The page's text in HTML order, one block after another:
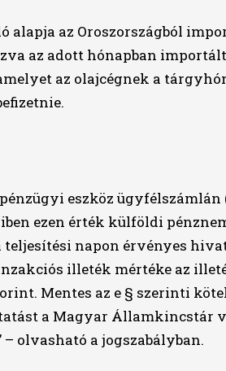
alapja az Oroszországból
az adott hónapban
az olajcégnek a
eszköz
ezen érték külföldi
teljesítési napon érvényes
illeték mértéke az
Mentes az e § szerinti
a Magyar Államkincstár
olvasható a jogszabályban.